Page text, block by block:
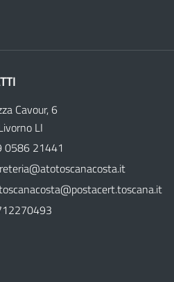
Cavour, 6
LI
0586 21441